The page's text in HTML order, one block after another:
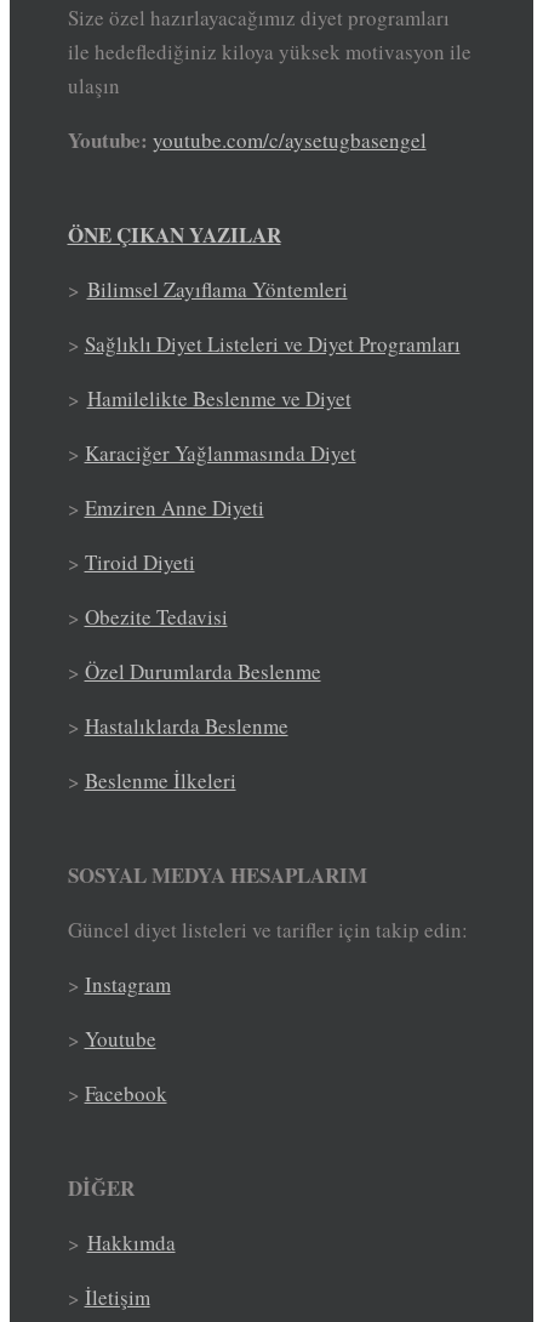
Size özel hazırlayacağımız diyet programları
ile hedeflediğiniz kiloya yüksek motivasyon ile
ulaşın
Youtube: youtube.com/c/aysetugbasengel
ÖNE ÇIKAN YAZILAR
> Bilimsel Zayıflama Yöntemleri
> Sağlıklı Diyet Listeleri ve Diyet Programları
> Hamilelikte Beslenme ve Diyet
> Karaciğer Yağlanmasında Diyet
> Emziren Anne Diyeti
> Tiroid Diyeti
> Obezite Tedavisi
> Özel Durumlarda Beslenme
> Hastalıklarda Beslenme
> Beslenme İlkeleri
SOSYAL MEDYA HESAPLARIM
Güncel diyet listeleri ve tarifler için takip edin:
> Instagram
> Youtube
> Facebook
DİĞER
> Hakkımda
> İletişim